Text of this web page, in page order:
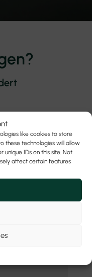
like cookies to store
these technologies will allow
unique IDs on this site. Not
affect certain features